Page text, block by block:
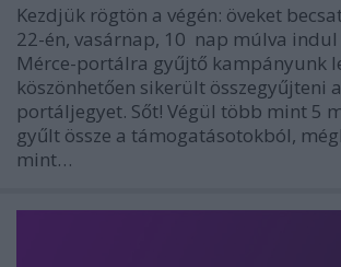
Kezdjük rögtön a végén: öveket
22-én, vasárnap, 10 nap múlva indul
Mérce-portálra gyűjtő kampányunk
köszönhetően sikerült összegyűjteni
portáljegyet. Sőt! Végül több mint 5
gyűlt össze a támogatásotokból,
mint…